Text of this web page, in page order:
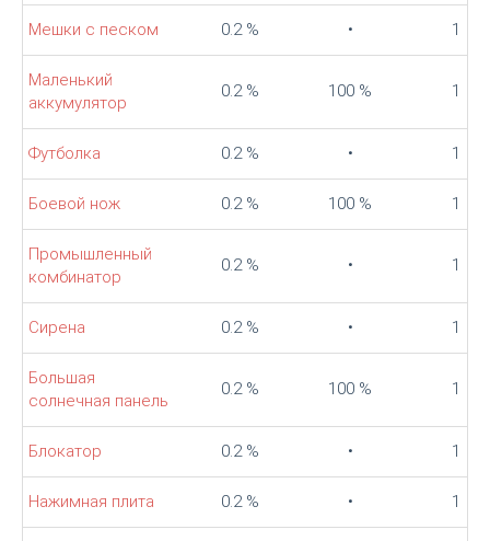
Мешки с песком 0.2 % • 1
Маленький
аккумулятор
0.2 % 100 % 1
Футболка 0.2 % • 1
Боевой нож 0.2 % 100 % 1
Промышленный
комбинатор
0.2 % • 1
Сирена 0.2 % • 1
Большая
солнечная панель
0.2 % 100 % 1
Блокатор 0.2 % • 1
Нажимная плита 0.2 % • 1